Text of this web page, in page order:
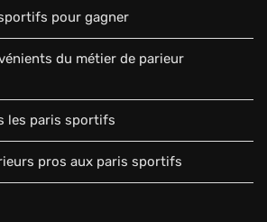
pour gagner
du métier de parieur
les paris sportifs
pros aux paris sportifs